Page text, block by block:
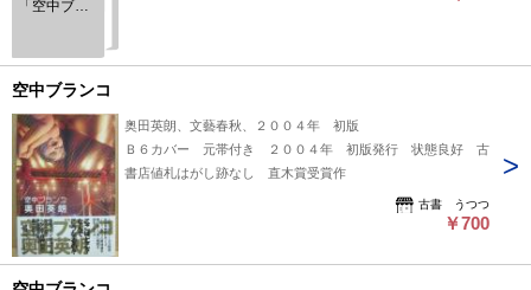
「空中ブラ
空中ブランコ
奥田英朗、文藝春秋、２００４年 初版
Ｂ６カバー 元帯付き ２００４年 初版発行 状態良好 古
書店値札はがし跡なし 直木賞受賞作
古書 うつつ
￥700